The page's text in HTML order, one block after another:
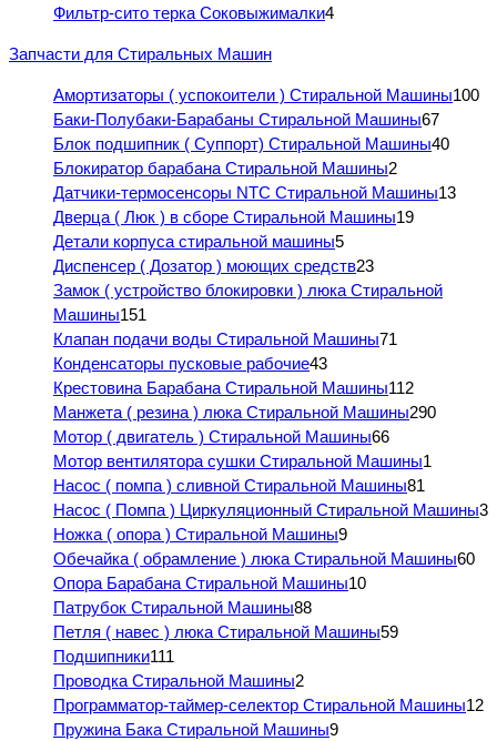
Фильтр-сито терка Соковыжималки4
Запчасти для Стиральных Машин
Амортизаторы ( успокоители ) Стиральной Машины100
Баки-Полубаки-Барабаны Стиральной Машины67
Блок подшипник ( Суппорт) Стиральной Машины40
Блокиратор барабана Стиральной Машины2
Датчики-термосенсоры NTC Стиральной Машины13
Дверца ( Люк ) в сборе Стиральной Машины19
Детали корпуса стиральной машины5
Диспенсер ( Дозатор ) моющих средств23
Замок ( устройство блокировки ) люка Стиральной
Машины151
Клапан подачи воды Стиральной Машины71
Конденсаторы пусковые рабочие43
Крестовина Барабана Стиральной Машины112
Манжета ( резина ) люка Стиральной Машины290
Мотор ( двигатель ) Стиральной Машины66
Мотор вентилятора сушки Стиральной Машины1
Насос ( помпа ) сливной Стиральной Машины81
Насос ( Помпа ) Циркуляционный Стиральной Машины3
Ножка ( опора ) Стиральной Машины9
Обечайка ( обрамление ) люка Стиральной Машины60
Опора Барабана Стиральной Машины10
Патрубок Стиральной Машины88
Петля ( навес ) люка Стиральной Машины59
Подшипники111
Проводка Стиральной Машины2
Программатор-таймер-селектор Стиральной Машины12
Пружина Бака Стиральной Машины9